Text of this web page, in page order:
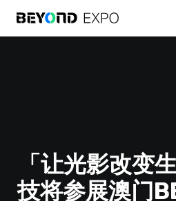
註冊參會
「让光影改变
技将参展澳门